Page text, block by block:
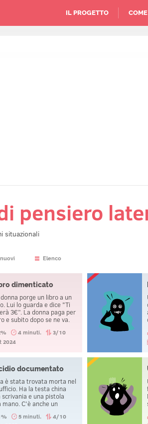
IL PROGETTO
pensiero
situazionali
Elenco
dimenticato
porge un libro a un
Lui lo guarda e dice "Ti
3€”. La donna paga per
e subito dopo se ne va.
sé e nonostante
se ne accorga, non le
4 minuti.
3/10
2024
documentato
è stata trovata morta nel
Ha la testa china
scrivania e una pistola
mano. C'è anche un
Un poliziotto entra nella
5 minuti.
4/10